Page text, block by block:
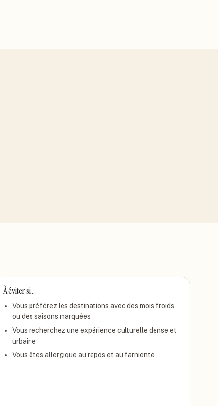
À éviter si…
Vous préférez les destinations avec des mois froids
ou des saisons marquées
Vous recherchez une expérience culturelle dense et
urbaine
Vous êtes allergique au repos et au farniente